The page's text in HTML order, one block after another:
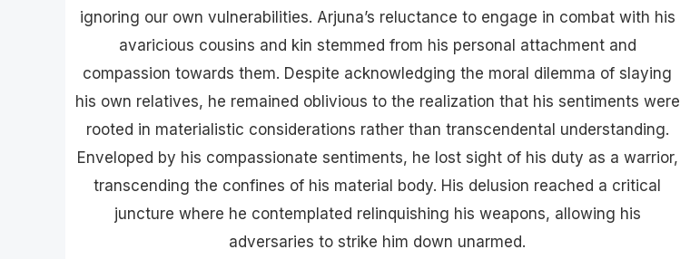
ignoring our own vulnerabilities. Arjuna’s reluctance to engage in combat with his
avaricious cousins and kin stemmed from his personal attachment and
compassion towards them. Despite acknowledging the moral dilemma of slaying
his own relatives, he remained oblivious to the realization that his sentiments were
rooted in materialistic considerations rather than transcendental understanding.
Enveloped by his compassionate sentiments, he lost sight of his duty as a warrior,
transcending the confines of his material body. His delusion reached a critical
juncture where he contemplated relinquishing his weapons, allowing his
adversaries to strike him down unarmed.